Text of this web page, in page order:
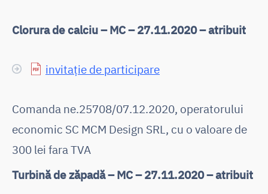
Clorura de calciu – MC – 27.11.2020 – atribuit
invitație de participare
Comanda ne.25708/07.12.2020, operatorului
economic SC MCM Design SRL, cu o valoare de
300 lei fara TVA
Turbină de zăpadă – MC – 27.11.2020 – atribuit